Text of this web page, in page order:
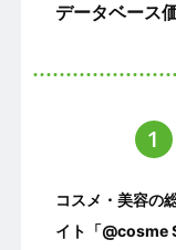
データベース
1
コスメ・美容の
イト「@cosme